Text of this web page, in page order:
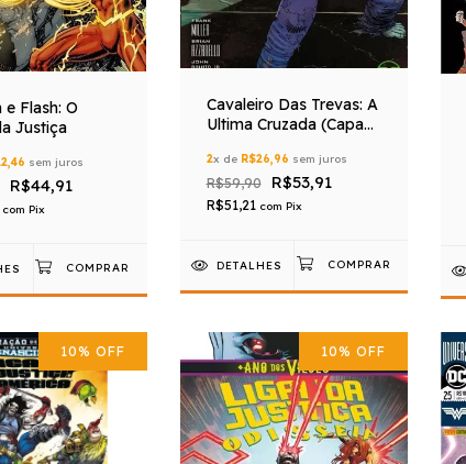
e Flash: O
Justiça
sem juros
R$44,91
com Pix
Cavaleiro Das Trevas: A
Ultima Cruzada (Capa
2x de R$26,96 sem juros
R$59,90 R$53,91
R$51,21 com Pix
DETALHES
10% OFF 10% OFF